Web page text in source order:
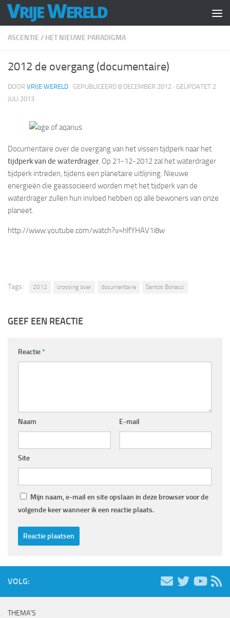
Doorgaan naar inhoud
ASCENTIE / HET NIEUWE PARADIGMA
2012 de overgang (documentaire)
DOOR VRIJE WERELD · GEPUBLICEERD 8 DECEMBER 2012 · GEÜPDATET 2
JULI 2013
Documentaire over de overgang van het vissen tijdperk naar het
tijdperk van de waterdrager. Op 21-12-2012 zal het waterdrager
tijdperk intreden, tijdens een planetaire uitlijning. Nieuwe
energieën die geassocieerd worden met het tijdperk van de
waterdrager zullen hun invloed hebben op alle bewoners van onze
planeet.
http://www.youtube.com/watch?v=hlfYHAV1i8w
Tags: 2012 crossing over documentaire Santos Bonacci
GEEF EEN REACTIE
Reactie*
Naam E-mail
Site
Mijn naam, e-mail en site opslaan in deze browser voor de
volgende keer wanneer ik een reactie plaats.
VOLG:
THEMA’S